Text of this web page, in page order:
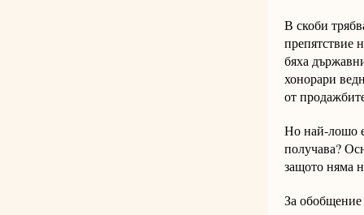
В скоби
препятствие
бяха
хонорари
от
Но най-лошо
получава?
защото няма
За обобщение